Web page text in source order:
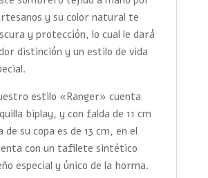
y su color natural te
y protección, lo cual le dará
distinción y un estilo de vida
estilo «Ranger» cuenta
biplay, y con falda de 11 cm
de su copa es de 13 cm, en el
con un tafilete sintético
especial y único de la horma.